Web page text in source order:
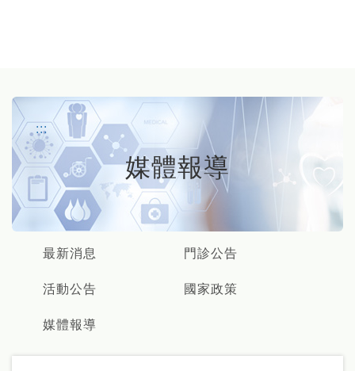
:::
媒體報導
最新消息 門診公告
活動公告 國家政策
媒體報導